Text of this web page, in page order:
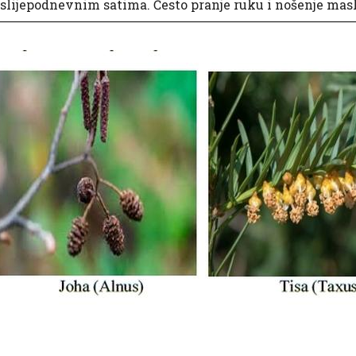
satima. Često pranje ruku i nošenje